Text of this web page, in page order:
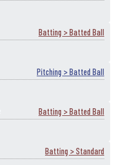
Batting > Batted Ball
Pitching > Batted Ball
Batting > Batted Ball
Batting > Standard